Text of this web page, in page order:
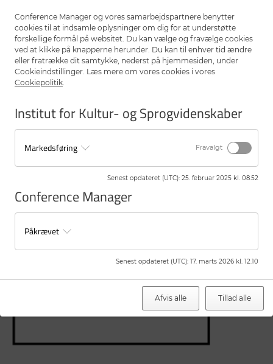
16.10 Jenny Bergenmar (Göteborgs Universitet): ”Queer bibliografi
och litteraturhistoria”
16.30 SPØRGSMÅL, DISKUSSION OG AFSLUTNING
Foto: Trine Søndergaard, © Nordisk Kvindelitteraturhistorie
Conference Manager og vores samarbejdspartnere benytter
cookies til at indsamle oplysninger om dig for at understøtte
forskellige formål på websitet. Du kan vælge og fravælge cookies
ved at klikke på knapperne herunder. Du kan til enhver tid ændre
eller fratrække dit samtykke, nederst på hjemmesiden, under
Cookieindstillinger. Læs mere om vores cookies i vores
Cookiepolitik
Institut for Kultur- og Sprogvidenskaber
Markedsføring Fravalgt
Senest opdateret (UTC): 25. februar 2025 kl. 08.52
Conference Manager
Påkrævet
Senest opdateret (UTC): 17. marts 2026 kl. 12.10
Afvis alle Tillad alle